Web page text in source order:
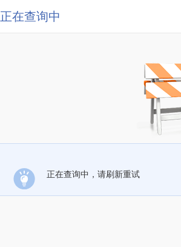
正在查询中
正在查询中，请刷新重试